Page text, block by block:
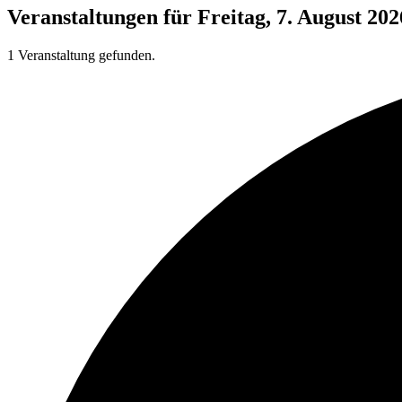
Veranstaltungen für Freitag, 7. August
1 Veranstaltung gefunden.